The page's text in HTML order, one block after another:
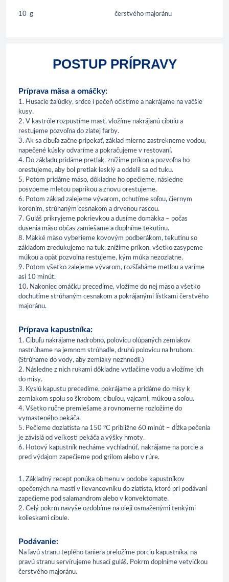
10 g čerstvého majoránu
POSTUP PRÍPRAVY
Príprava mäsa a omáčky:
1. Husacie žalúdky, srdce i pečeň očistíme a nakrájame na väčšie
kusy.
2. V kastróle rozpustíme masť, vložíme nakrájanú cibuľu a
restujeme pozvoľna do zlatej farby.
3. Ak sa cibuľa začne pripekať, základ mierne zastrekneme vodou,
napečené kúsky odvaríme a pokračujeme v restovaní.
4. Do základu pridáme pretlak, znížime príkon a pozvoľna ho
orestujeme, aby bol pretlak lesklý a oddelil sa od tuku.
5. Potom pridáme mäso, dôkladne ho opečieme, následne
posypeme mletou paprikou a znovu orestujeme.
6. Potom základ zalejeme vývarom, ochutíme soľou, čiernym
korením, strúhaným cesnakom a drvenou rascou.
7. Guláš prikryjeme pokrievkou a dusíme domäkka – počas
dusenia mäso občas zamiešame a doplníme tekutinu.
8. Mäkké mäso vyberieme kovovým podberákom, tekutinu so
základom zredukujeme na tuk, znížime príkon, všetko zasypeme
múkou a opäť pozvoľna restujeme, kým múka nezozlatne.
9. Potom všetko zalejeme vývarom, rozšľaháme metlou a varíme
asi 10 minút.
10. Nakoniec omáčku precedíme, vložíme do nej mäso a všetko
dochutíme strúhaným cesnakom a pokrájanými lístkami čerstvého
majoránu.
Príprava kapustníka:
1. Cibuľu nakrájame nadrobno, polovicu olúpaných zemiakov
nastrúhame na jemnom strúhadle, druhú polovicu na hrubom.
(Strúhame do vody, aby zemiaky nezhnedli.)
2. Následne z nich rukami dôkladne vytlačíme vodu a vložíme ich
do misy.
3. Kyslú kapustu precedíme, pokrájame a pridáme do misy k
zemiakom spolu so škrobom, cibuľou, vajcami, múkou a soľou.
4. Všetko ručne premiešame a rovnomerne rozložíme do
vymasteného pekáča.
5. Pečieme dozlatista na 150 °C približne 60 minút – dĺžka pečenia
je závislá od veľkosti pekáča a výšky hmoty.
6. Hotový kapustník necháme vychladnúť, nakrájame na porcie a
pred výdajom zapečieme pod grilom alebo v rúre.
1. Základný recept ponúka obmenu v podobe kapustníkov
opečených na masti v lievancovníku do zlatista, ktoré pri podávaní
zapečieme pod salamandrom alebo v konvektomate.
2. Celý pokrm navyše ozdobíme na oleji osmaženými tenkými
kolieskami cibule.
Podávanie:
Na ľavú stranu teplého taniera preložíme porciu kapustníka, na
pravú stranu servírujeme husací guláš. Pokrm doplníme vetvičkou
čerstvého majoránu.